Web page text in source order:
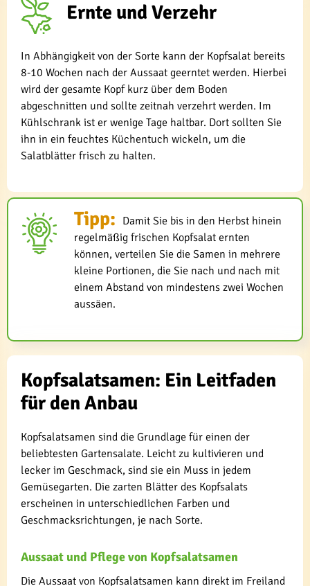
Ernte und Verzehr
In Abhängigkeit von der Sorte kann der Kopfsalat bereits
8-10 Wochen nach der Aussaat geerntet werden. Hierbei
wird der gesamte Kopf kurz über dem Boden
abgeschnitten und sollte zeitnah verzehrt werden. Im
Kühlschrank ist er wenige Tage haltbar. Dort sollten Sie
ihn in ein feuchtes Küchentuch wickeln, um die
Salatblätter frisch zu halten.
Tipp: Damit Sie bis in den Herbst hinein
regelmäßig frischen Kopfsalat ernten
können, verteilen Sie die Samen in mehrere
kleine Portionen, die Sie nach und nach mit
einem Abstand von mindestens zwei Wochen
aussäen.
Kopfsalatsamen: Ein Leitfaden
für den Anbau
Kopfsalatsamen sind die Grundlage für einen der
beliebtesten Gartensalate. Leicht zu kultivieren und
lecker im Geschmack, sind sie ein Muss in jedem
Gemüsegarten. Die zarten Blätter des Kopfsalats
erscheinen in unterschiedlichen Farben und
Geschmacksrichtungen, je nach Sorte.
Aussaat und Pflege von Kopfsalatsamen
Die Aussaat von Kopfsalatsamen kann direkt im Freiland